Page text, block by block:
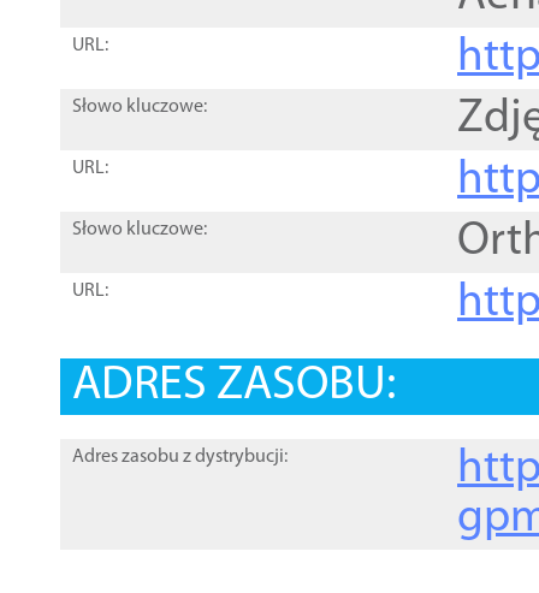
URL:
Słowo kluczowe:
URL:
Słowo kluczowe:
URL:
ADRES ZASOBU:
Adres zasobu z dystrybucji: